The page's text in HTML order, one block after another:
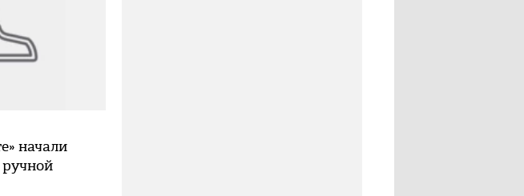
начали